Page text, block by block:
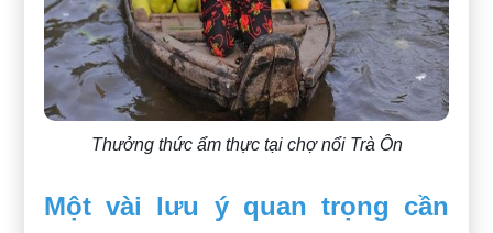
Thưởng thức ẩm thực tại chợ nổi Trà Ôn
Một vài lưu ý quan trọng cần